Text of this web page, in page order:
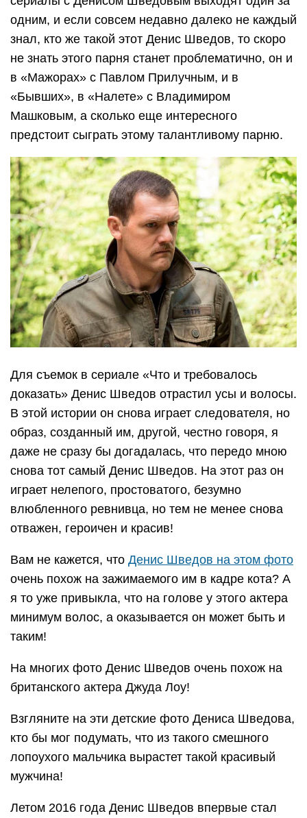
одним, и если совсем недавно далеко не каждый
знал, кто же такой этот Денис Шведов, то скоро
не знать этого парня станет проблематично, он и
в «Мажорах» с Павлом Прилучным, и в
«Бывших», в «Налете» с Владимиром
Машковым, а сколько еще интересного
предстоит сыграть этому талантливому парню.
Для съемок в сериале «Что и требовалось
доказать» Денис Шведов отрастил усы и волосы.
В этой истории он снова играет следователя, но
образ, созданный им, другой, честно говоря, я
даже не сразу бы догадалась, что передо мною
снова тот самый Денис Шведов. На этот раз он
играет нелепого, простоватого, безумно
влюбленного ревнивца, но тем не менее снова
отважен, героичен и красив!
Вам не кажется, что Денис Шведов на этом фото
очень похож на зажимаемого им в кадре кота? А
я то уже привыкла, что на голове у этого актера
минимум волос, а оказывается он может быть и
таким!
На многих фото Денис Шведов очень похож на
британского актера Джуда Лоу!
Взгляните на эти детские фото Дениса Шведова,
кто бы мог подумать, что из такого смешного
лопоухого мальчика вырастет такой красивый
мужчина!
Летом 2016 года Денис Шведов впервые стал